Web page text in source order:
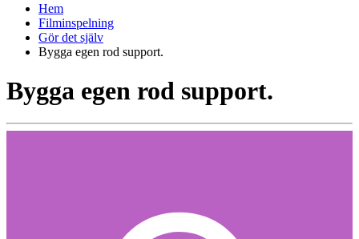
Hem
Filminspelning
Gör det själv
Bygga egen rod support.
Bygga egen rod support.